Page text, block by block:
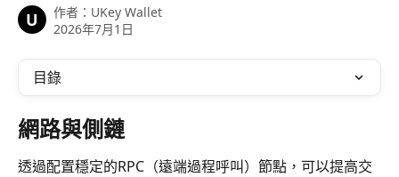
U 作者： UKey Wallet
2026年7月1日
目錄
網路與側鏈
透過配置穩定的RPC（遠端過程呼叫）節點，可以提高交